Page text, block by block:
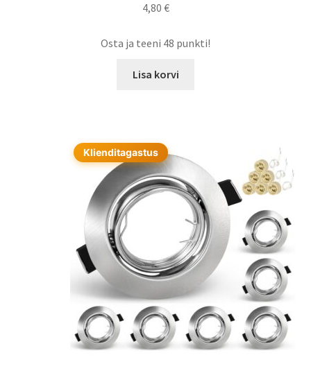
4,80 €
Osta ja teeni 48 punkti!
Lisa korvi
Klienditagastus